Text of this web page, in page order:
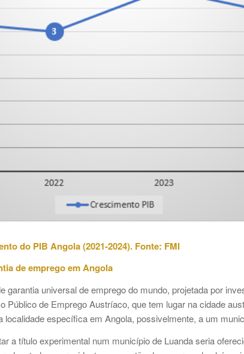
do PIB Angola (2021-2024). Fonte: FMI
de emprego em Angola
garantia universal de emprego do mundo, projetada por
Público de Emprego Austríaco, que tem lugar na cidade
localidade específica em Angola, possivelmente, a um
a título experimental num município de Luanda seria